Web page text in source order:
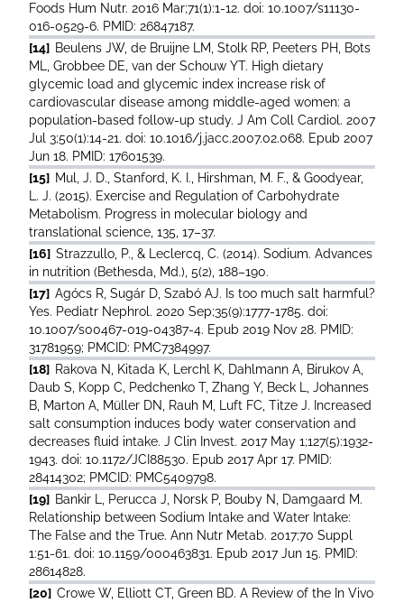
Foods Hum Nutr. 2016 Mar;71(1):1-12. doi: 10.1007/s11130-
016-0529-6. PMID: 26847187.
[14] Beulens JW, de Bruijne LM, Stolk RP, Peeters PH, Bots
ML, Grobbee DE, van der Schouw YT. High dietary
glycemic load and glycemic index increase risk of
cardiovascular disease among middle-aged women: a
population-based follow-up study. J Am Coll Cardiol. 2007
Jul 3;50(1):14-21. doi: 10.1016/j.jacc.2007.02.068. Epub 2007
Jun 18. PMID: 17601539.
[15] Mul, J. D., Stanford, K. I., Hirshman, M. F., & Goodyear,
L. J. (2015). Exercise and Regulation of Carbohydrate
Metabolism. Progress in molecular biology and
translational science, 135, 17–37.
[16] Strazzullo, P., & Leclercq, C. (2014). Sodium. Advances
in nutrition (Bethesda, Md.), 5(2), 188–190.
[17] Agócs R, Sugár D, Szabó AJ. Is too much salt harmful?
Yes. Pediatr Nephrol. 2020 Sep;35(9):1777-1785. doi:
10.1007/s00467-019-04387-4. Epub 2019 Nov 28. PMID:
31781959; PMCID: PMC7384997.
[18] Rakova N, Kitada K, Lerchl K, Dahlmann A, Birukov A,
Daub S, Kopp C, Pedchenko T, Zhang Y, Beck L, Johannes
B, Marton A, Müller DN, Rauh M, Luft FC, Titze J. Increased
salt consumption induces body water conservation and
decreases fluid intake. J Clin Invest. 2017 May 1;127(5):1932-
1943. doi: 10.1172/JCI88530. Epub 2017 Apr 17. PMID:
28414302; PMCID: PMC5409798.
[19] Bankir L, Perucca J, Norsk P, Bouby N, Damgaard M.
Relationship between Sodium Intake and Water Intake:
The False and the True. Ann Nutr Metab. 2017;70 Suppl
1:51-61. doi: 10.1159/000463831. Epub 2017 Jun 15. PMID:
28614828.
[20] Crowe W, Elliott CT, Green BD. A Review of the In Vivo